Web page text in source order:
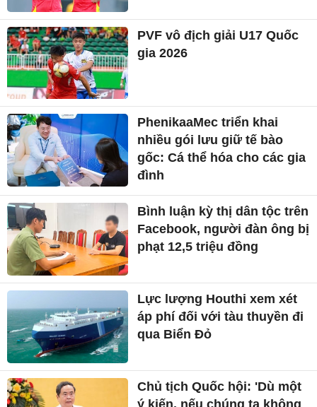
PVF vô địch giải U17 Quốc
gia 2026
PhenikaaMec triển khai
nhiều gói lưu giữ tế bào
gốc: Cá thể hóa cho các gia
đình
Bình luận kỳ thị dân tộc trên
Facebook, người đàn ông bị
phạt 12,5 triệu đồng
Lực lượng Houthi xem xét
áp phí đối với tàu thuyền đi
qua Biển Đỏ
Chủ tịch Quốc hội: 'Dù một
ý kiến, nếu chúng ta không